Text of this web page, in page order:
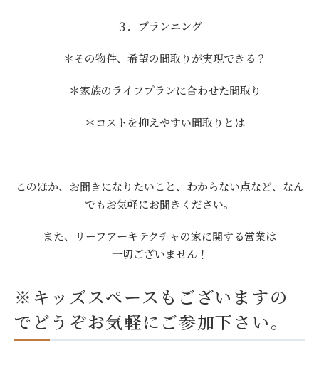
３．プランニング
＊その物件、希望の間取りが実現できる？
＊家族のライフプランに合わせた間取り
＊コストを抑えやすい間取りとは
このほか、お聞きになりたいこと、わからない点など、なん
でもお気軽にお聞きください。
また、リーフアーキテクチャの家に関する営業は
一切ございません！
※キッズスペースもございますの
でどうぞお気軽にご参加下さい。